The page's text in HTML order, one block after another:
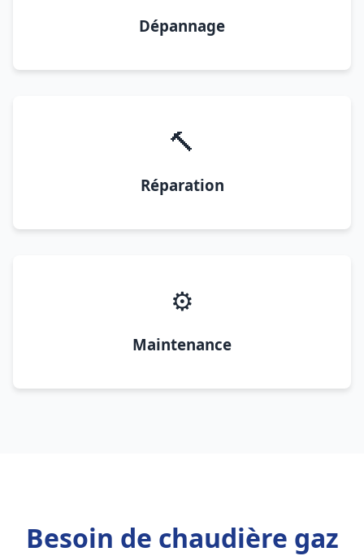
Dépannage
🔨
Réparation
⚙️
Maintenance
Besoin de chaudière gaz